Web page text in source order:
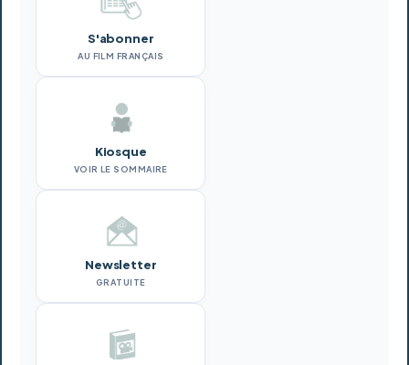
S'abonner
AU FILM FRANÇAIS
Kiosque
VOIR LE SOMMAIRE
Newsletter
GRATUITE